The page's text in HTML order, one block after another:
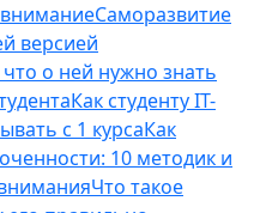
Саморазвитие
версией
о ней нужно знать
Как студенту IT-
с 1 курсаКак
10 методик и
Что такое